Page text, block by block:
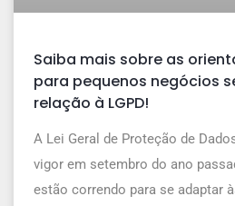
Saiba mais sobre as
para pequenos negócios
relação à LGPD!
A Lei Geral de Proteção de
vigor em setembro do ano
estão correndo para se adaptar